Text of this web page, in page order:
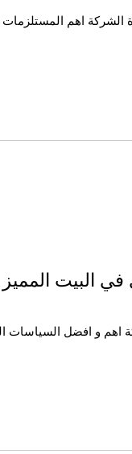
اهم
في البيت
اهم و افضل السياسات